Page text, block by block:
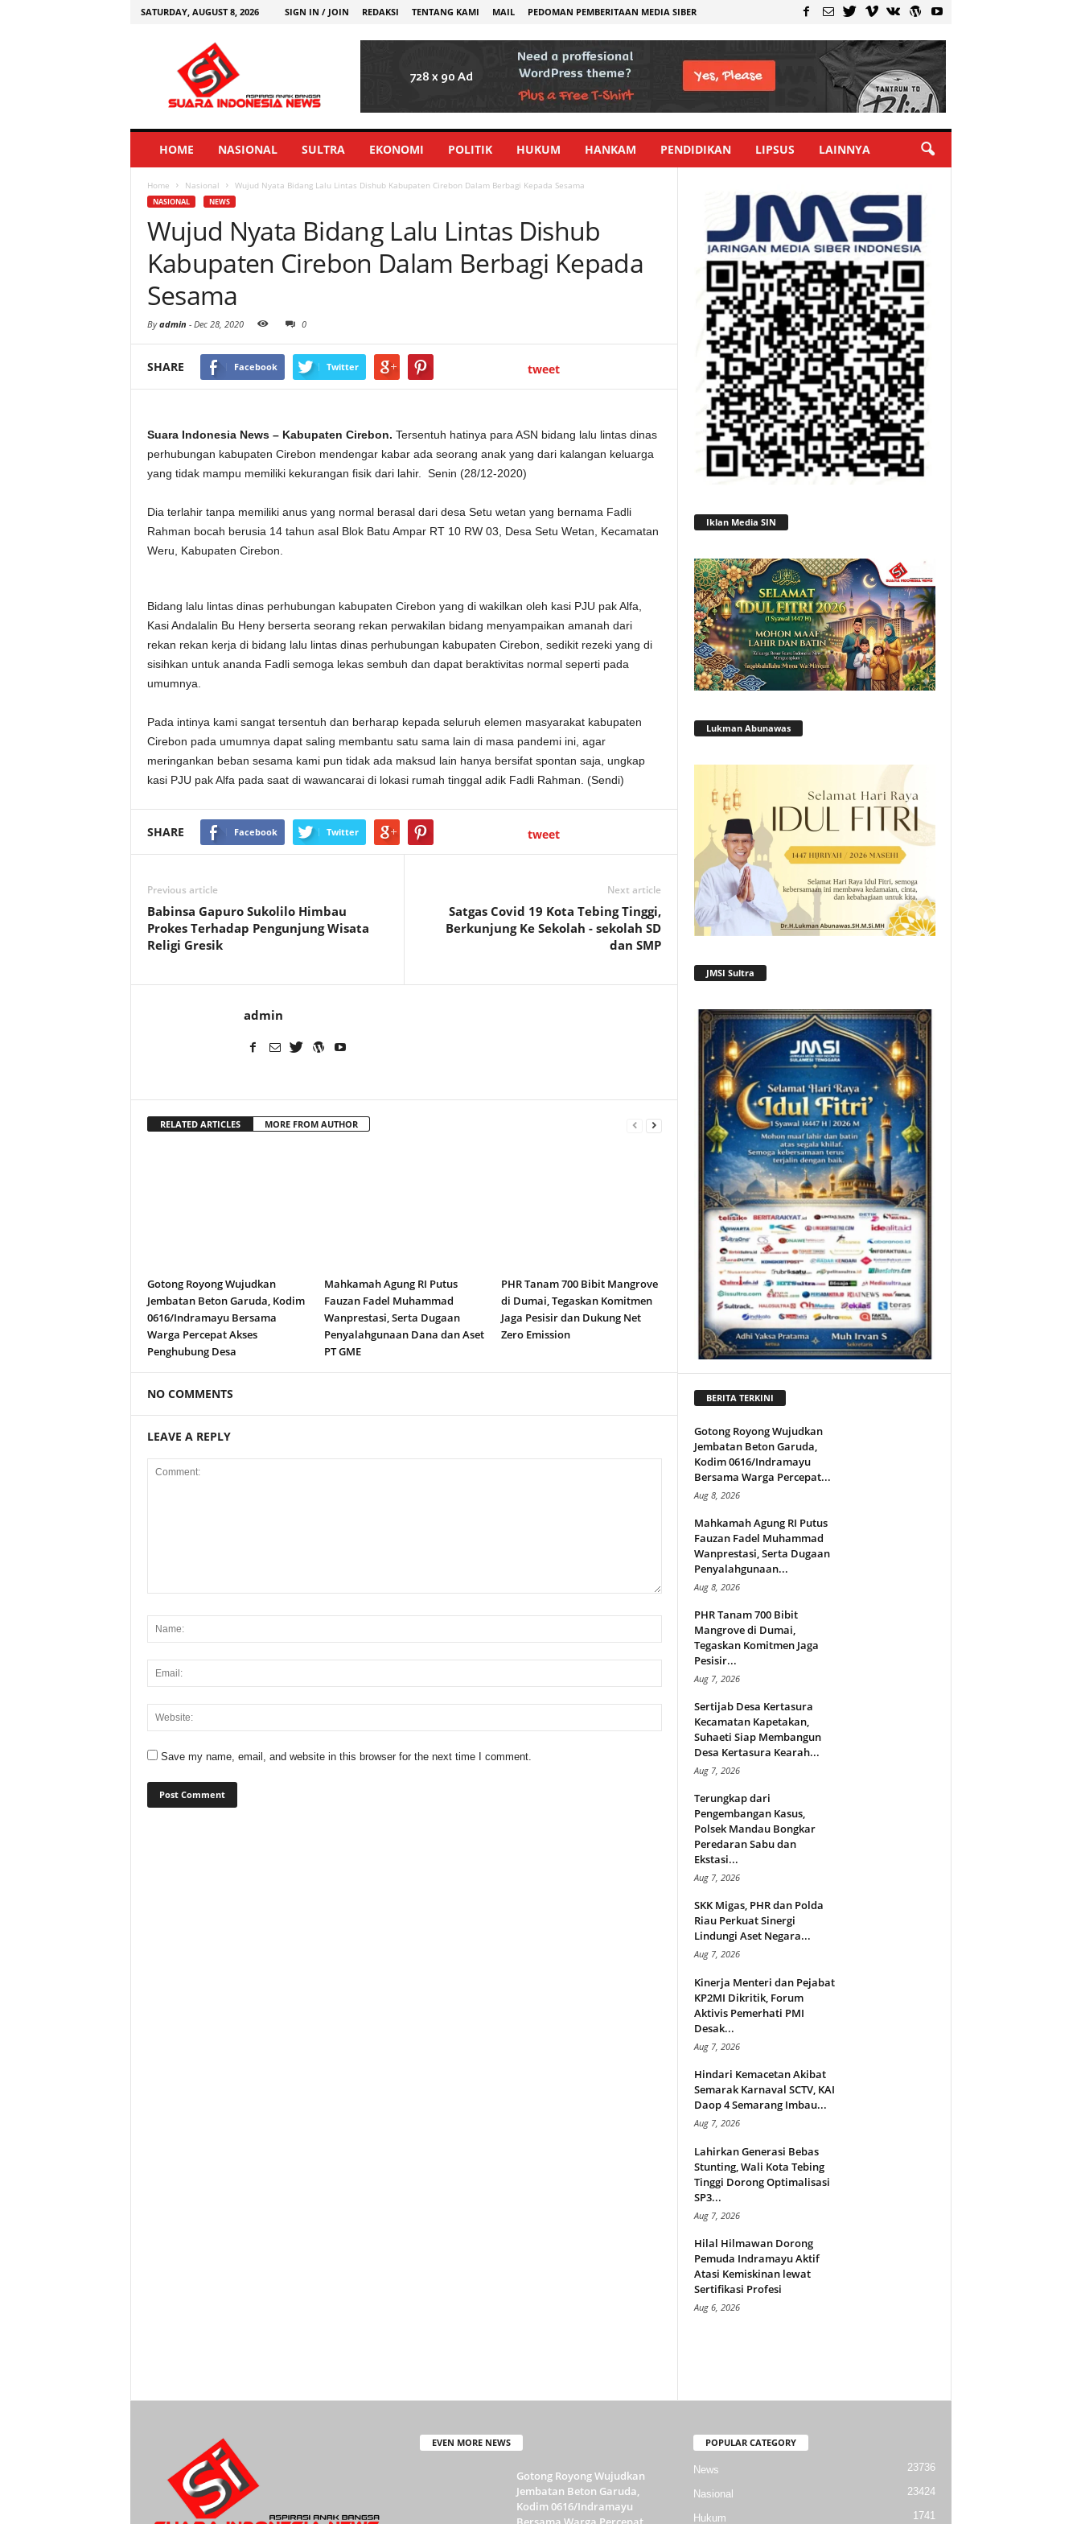
SATURDAY, AUGUST 8, 2026 SIGN IN / JOIN REDAKSI TENTANG KAMI MAIL PEDOMAN PEMBERITAAN MEDIA SIBER
HOME NASIONAL SULTRA EKONOMI POLITIK HUKUM HANKAM PENDIDIKAN LIPSUS LAINNYA
Home Nasional Wujud Nyata Bidang Lalu Lintas Dishub Kabupaten Cirebon Dalam Berbagi Kepada Sesama
NASIONAL NEWS
Wujud Nyata Bidang Lalu Lintas Dishub
Kabupaten Cirebon Dalam Berbagi Kepada
Sesama
Byadmin - Dec 28, 2020 0
SHARE Facebook Twitter tweet
Suara Indonesia News – Kabupaten Cirebon. Tersentuh hatinya para ASN bidang lalu lintas dinas
perhubungan kabupaten Cirebon mendengar kabar ada seorang anak yang dari kalangan keluarga
yang tidak mampu memiliki kekurangan fisik dari lahir. Senin (28/12-2020)
Dia terlahir tanpa memiliki anus yang normal berasal dari desa Setu wetan yang bernama Fadli
Rahman bocah berusia 14 tahun asal Blok Batu Ampar RT 10 RW 03, Desa Setu Wetan, Kecamatan
Weru, Kabupaten Cirebon.
Bidang lalu lintas dinas perhubungan kabupaten Cirebon yang di wakilkan oleh kasi PJU pak Alfa,
Kasi Andalalin Bu Heny berserta seorang rekan perwakilan bidang menyampaikan amanah dari
rekan rekan kerja di bidang lalu lintas dinas perhubungan kabupaten Cirebon, sedikit rezeki yang di
sisihkan untuk ananda Fadli semoga lekas sembuh dan dapat beraktivitas normal seperti pada
umumnya.
Pada intinya kami sangat tersentuh dan berharap kepada seluruh elemen masyarakat kabupaten
Cirebon pada umumnya dapat saling membantu satu sama lain di masa pandemi ini, agar
meringankan beban sesama kami pun tidak ada maksud lain hanya bersifat spontan saja, ungkap
kasi PJU pak Alfa pada saat di wawancarai di lokasi rumah tinggal adik Fadli Rahman. (Sendi)
SHARE Facebook Twitter tweet
Previous article
Babinsa Gapuro Sukolilo Himbau
Prokes Terhadap Pengunjung Wisata
Religi Gresik
Next article
Satgas Covid 19 Kota Tebing Tinggi,
Berkunjung Ke Sekolah - sekolah SD
dan SMP
admin
RELATED ARTICLES MORE FROM AUTHOR
Gotong Royong Wujudkan
Jembatan Beton Garuda, Kodim
0616/Indramayu Bersama
Warga Percepat Akses
Penghubung Desa
Mahkamah Agung RI Putus
Fauzan Fadel Muhammad
Wanprestasi, Serta Dugaan
Penyalahgunaan Dana dan Aset
PT GME
PHR Tanam 700 Bibit Mangrove
di Dumai, Tegaskan Komitmen
Jaga Pesisir dan Dukung Net
Zero Emission
NO COMMENTS
LEAVE A REPLY
Save my name, email, and website in this browser for the next time I comment.
Iklan Media SIN
Lukman Abunawas
JMSI Sultra
BERITA TERKINI
Gotong Royong Wujudkan
Jembatan Beton Garuda,
Kodim 0616/Indramayu
Bersama Warga Percepat...
Aug 8, 2026
Mahkamah Agung RI Putus
Fauzan Fadel Muhammad
Wanprestasi, Serta Dugaan
Penyalahgunaan...
Aug 8, 2026
PHR Tanam 700 Bibit
Mangrove di Dumai,
Tegaskan Komitmen Jaga
Pesisir...
Aug 7, 2026
Sertijab Desa Kertasura
Kecamatan Kapetakan,
Suhaeti Siap Membangun
Desa Kertasura Kearah...
Aug 7, 2026
Terungkap dari
Pengembangan Kasus,
Polsek Mandau Bongkar
Peredaran Sabu dan
Ekstasi...
Aug 7, 2026
SKK Migas, PHR dan Polda
Riau Perkuat Sinergi
Lindungi Aset Negara...
Aug 7, 2026
Kinerja Menteri dan Pejabat
KP2MI Dikritik, Forum
Aktivis Pemerhati PMI
Desak...
Aug 7, 2026
Hindari Kemacetan Akibat
Semarak Karnaval SCTV, KAI
Daop 4 Semarang Imbau...
Aug 7, 2026
Lahirkan Generasi Bebas
Stunting, Wali Kota Tebing
Tinggi Dorong Optimalisasi
SP3...
Aug 7, 2026
Hilal Hilmawan Dorong
Pemuda Indramayu Aktif
Atasi Kemiskinan lewat
Sertifikasi Profesi
Aug 6, 2026
EVEN MORE NEWS
Gotong Royong Wujudkan
Jembatan Beton Garuda,
Kodim 0616/Indramayu
POPULAR CATEGORY
News 23736
Nasional 23424
Hukum 1741